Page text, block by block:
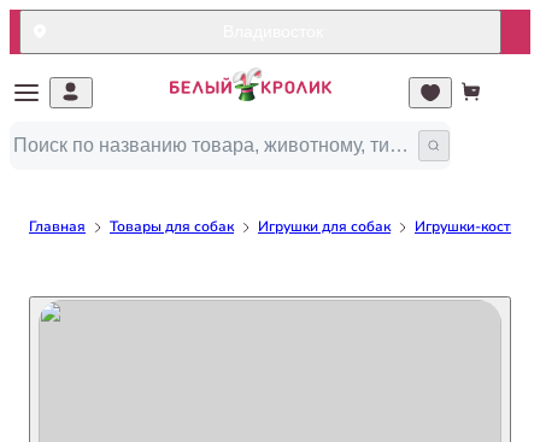
Главная Товары для собак Игрушки для собак Игрушки-кости